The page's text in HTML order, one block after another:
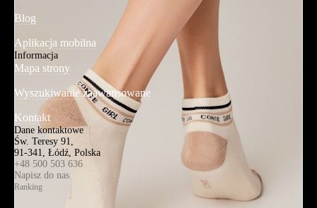
Blog
Aplikacja mobilna
Informacja
Mapa strony
Wyszukiwanie zaawansowane
Kontakt
Dane kontaktowe
Św. Teresy 91,
91-341, Łódź, Polska
+48 500 503 636
Napisz do nas
Ranking